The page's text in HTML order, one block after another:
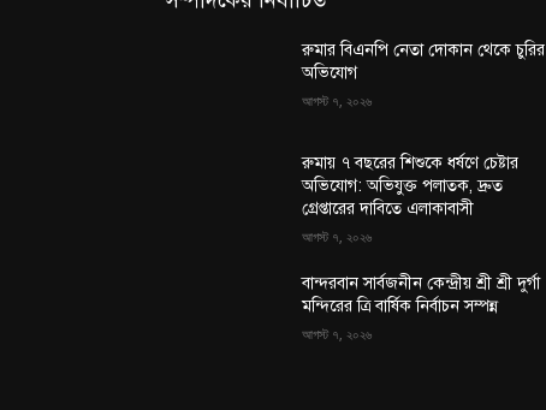
রুমার বিএনপি নেতা দোকান থেকে চুরির
অভিযোগ
আগস্ট ৭, ২০২৬
রুমায় ৭ বছরের শিশুকে ধর্ষণে চেষ্টার
অভিযোগ: অভিযুক্ত পলাতক, দ্রুত
গ্রেপ্তারের দাবিতে এলাকাবাসী
আগস্ট ৭, ২০২৬
বান্দরবান সার্বজনীন কেন্দ্রীয় শ্রী শ্রী দুর্গা
মন্দিরের ত্রি বার্ষিক নির্বাচন সম্পন্ন
আগস্ট ৭, ২০২৬